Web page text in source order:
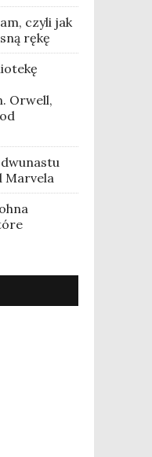
czyli jak
rękę
Orwell,
Marvela